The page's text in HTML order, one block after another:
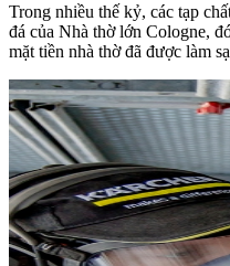
Trong nhiều thế kỷ, các tạp
đá của Nhà thờ lớn Cologne,
mặt tiền nhà thờ đã được làm